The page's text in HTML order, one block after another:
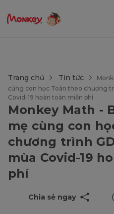
Trang chủ Tin tức
cùng con học Toán theo chương
Covid-19 hoàn toàn miễn phí
Monkey Math -
mẹ cùng con
chương trình
mùa Covid-19
phí
Chia sẻ ngay